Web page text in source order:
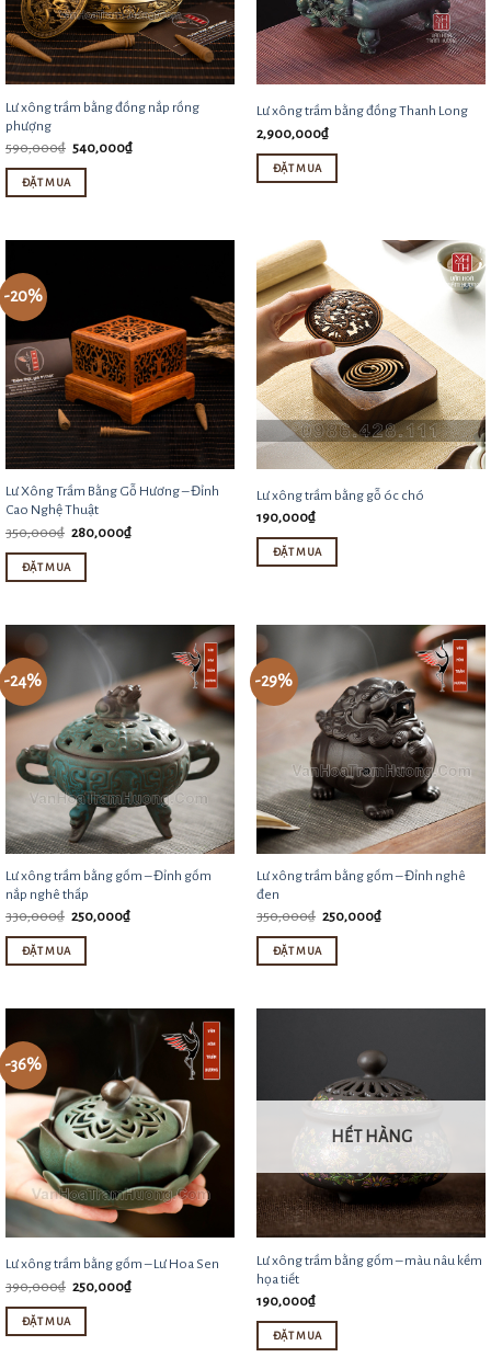
Lư xông trầm bằng đồng nắp rồng
phượng
590,000₫ Giá
540,000₫Giá
ĐẶT MUA
Lư xông trầm bằng đồng Thanh Long
2,900,000₫
ĐẶT MUA
-20%
Lư Xông Trầm Bằng Gỗ Hương – Đỉnh
Cao Nghệ Thuật
350,000₫ Giá
là:
350,000₫.
280,000₫Giá
ĐẶT MUA
Lư xông trầm bằng gỗ óc chó
190,000₫
ĐẶT MUA
-24%
Lư xông trầm bằng gốm – Đỉnh gốm
nắp nghê thấp
330,000₫ Giá
330,000₫.
250,000₫Giá
ĐẶT MUA
-29%
Lư xông trầm bằng gốm – Đỉnh nghê
đen
350,000₫ Giá
350,000₫.
250,000₫Giá
ĐẶT MUA
-36%
Lư xông trầm bằng gốm – Lư Hoa Sen
390,000₫ Giá
là:
250,000₫Giá
ĐẶT MUA
HẾT HÀNG
Lư xông trầm bằng gốm – màu nâu kềm
họa tiết
190,000₫
ĐẶT MUA